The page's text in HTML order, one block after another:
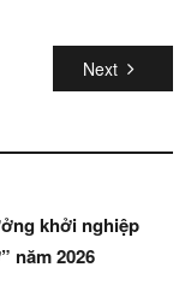
Next
khởi nghiệp
năm 2026